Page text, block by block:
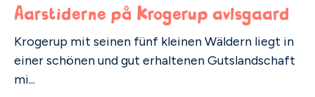
Aarstiderne på Krogerup avlsgaard
Krogerup mit seinen fünf kleinen Wäldern liegt in
einer schönen und gut erhaltenen Gutslandschaft
mi...